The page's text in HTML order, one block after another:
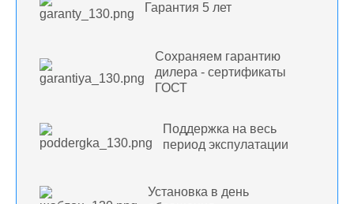
Гарантия 5 лет
Сохраняем гарантию
дилера - сертификаты
ГОСТ
Поддержка на весь
период экспулатации
Установка в день